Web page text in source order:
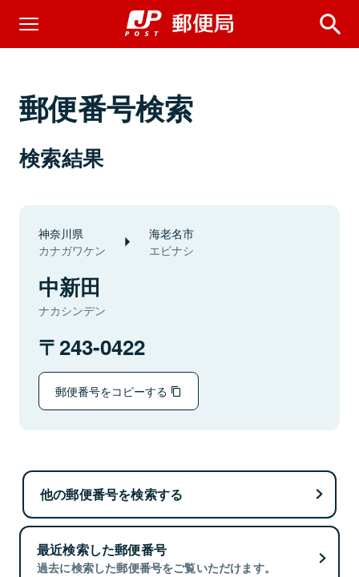
郵便番号検索
検索結果
神奈川県
カナガワケン
海老名市
エビナシ
中新田
ナカシンデン
243-0422
郵便番号をコピーする
他の郵便番号を検索する
最近検索した郵便番号
過去に検索した郵便番号をご覧いただけます。